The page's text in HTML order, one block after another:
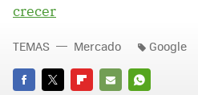
crecer
TEMAS Mercado Google